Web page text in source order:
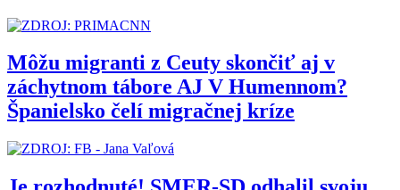
Môžu migranti z Ceuty skončiť aj v
záchytnom tábore AJ V Humennom?
Španielsko čelí migračnej kríze